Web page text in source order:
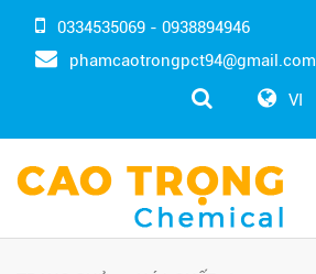
0334535069 - 0938894946
phamcaotrongpct94@gmail.com
VI